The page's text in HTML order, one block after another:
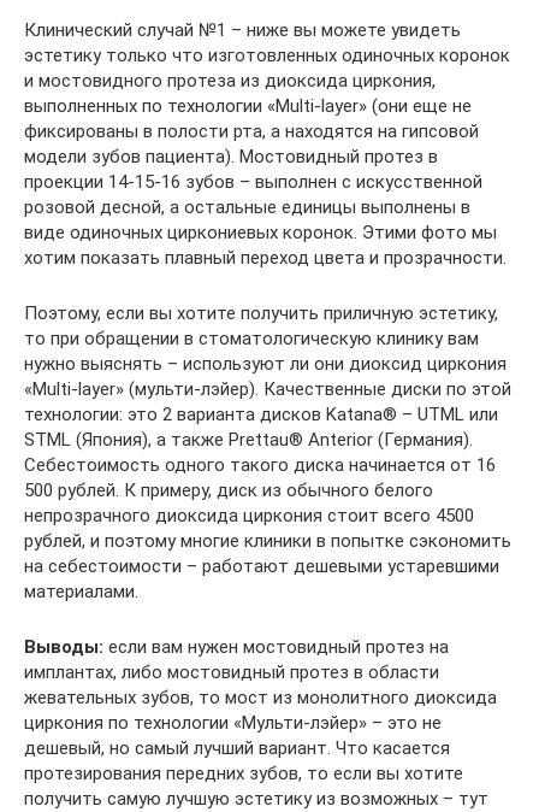
Клинический случай №1 – ниже вы можете увидеть
эстетику только что изготовленных одиночных коронок
и мостовидного протеза из диоксида циркония,
выполненных по технологии «Multi-layer» (они еще не
фиксированы в полости рта, а находятся на гипсовой
модели зубов пациента). Мостовидный протез в
проекции 14-15-16 зубов – выполнен с искусственной
розовой десной, а остальные единицы выполнены в
виде одиночных циркониевых коронок. Этими фото мы
хотим показать плавный переход цвета и прозрачности.
Поэтому, если вы хотите получить приличную эстетику,
то при обращении в стоматологическую клинику вам
нужно выяснять – используют ли они диоксид циркония
«Multi-layer» (мульти-лэйер). Качественные диски по этой
технологии: это 2 варианта дисков Katana® – UTML или
STML (Япония), а также Prettau® Anterior (Германия).
Себестоимость одного такого диска начинается от 16
500 рублей. К примеру, диск из обычного белого
непрозрачного диоксида циркония стоит всего 4500
рублей, и поэтому многие клиники в попытке сэкономить
на себестоимости – работают дешевыми устаревшими
материалами.
Выводы: если вам нужен мостовидный протез на
имплантах, либо мостовидный протез в области
жевательных зубов, то мост из монолитного диоксида
циркония по технологии «Мульти-лэйер» – это не
дешевый, но самый лучший вариант. Что касается
протезирования передних зубов, то если вы хотите
получить самую лучшую эстетику из возможных – тут